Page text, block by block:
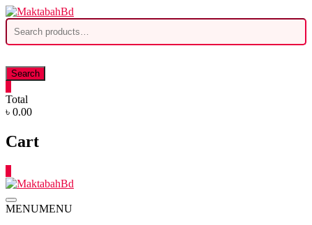
Skip
to
content
Search
for:
Search
Total
৳ 0.00
Cart
MENUMENU